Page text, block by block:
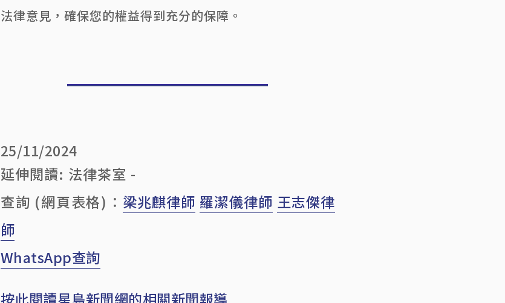
法律意見，確保您的權益得到充分的保障。
25/11/2024
延伸閱讀: 法律茶室 -
查詢 (網頁表格)： 梁兆麒律師 羅潔儀律師 王志傑律
師
WhatsApp查詢